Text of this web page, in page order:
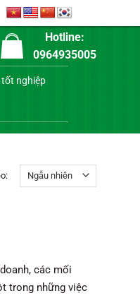
Hotline:
0964935005
tốt nghiệp
các mối
trong những việc